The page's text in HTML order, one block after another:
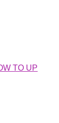
TO UP